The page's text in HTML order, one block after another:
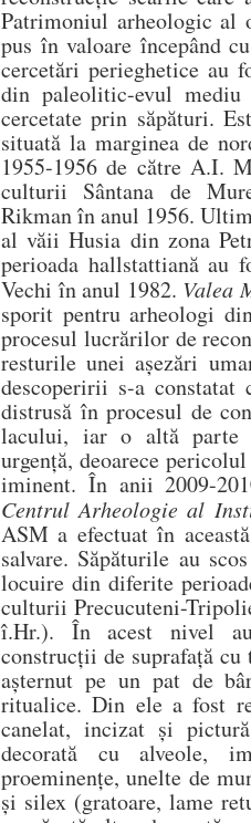
Patrimoniul arheologic al
pus în valoare începând
cercetări perieghetice au
din paleolitic-evul
cercetate prin săpături.
situată la marginea de
1955-1956 de către A.I.
culturii Sântana de
Rikman în anul 1956.
al văii Husia din zona
perioada hallstattiană au
Vechi în anul 1982. Valea
sporit pentru arheologi
procesul lucrărilor de
resturile unei aşezări
descoperirii s-a constatat
distrusă în procesul de
lacului, iar o altă parte
urgență, deoarece
iminent. În anii 2009-
Centrul Arheologie al
ASM a efectuat în
salvare. Săpăturile au
locuire din diferite
culturii Precucuteni-
î.Hr.). În acest nivel
construcţii de suprafaţă cu
aşternut pe un pat de
ritualice. Din ele a fost
canelat, incizat şi
decorată cu alveole,
proeminenţe, unelte de
şi silex (gratoare, lame